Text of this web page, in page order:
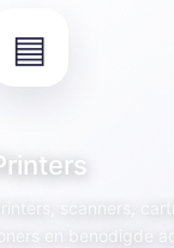
▤
Printers, scanners,
toners en benodigde